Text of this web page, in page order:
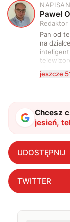
P Paweł
Redaktor
Pan od
na
zasadę,
jeszcze
Chcesz
jesień,
wybrać?
UDOSTĘPNIJ
TWITTER